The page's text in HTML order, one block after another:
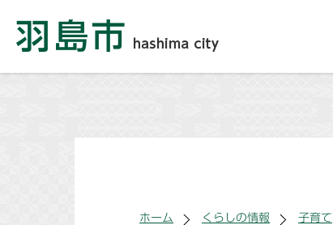
ホーム くらしの情報 子育て